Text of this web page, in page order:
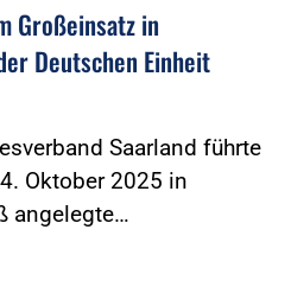
Großeinsatz in
Deutschen Einheit
Saarland führte
Oktober 2025 in
angelegte…